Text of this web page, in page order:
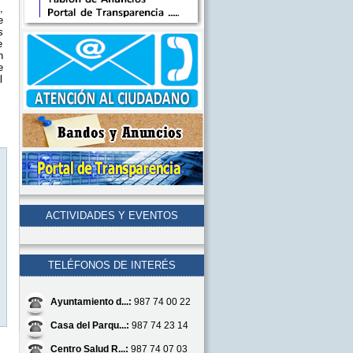
ACTIVIDADES Y EVENTOS
TELÉFONOS DE INTERÉS
Ayuntamiento d...: 987 74 00 22
Casa del Parqu...: 987 74 23 14
Centro Salud R...: 987 74 07 03